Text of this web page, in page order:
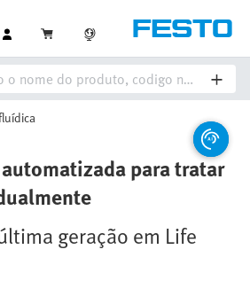
para tratar
geração em Life